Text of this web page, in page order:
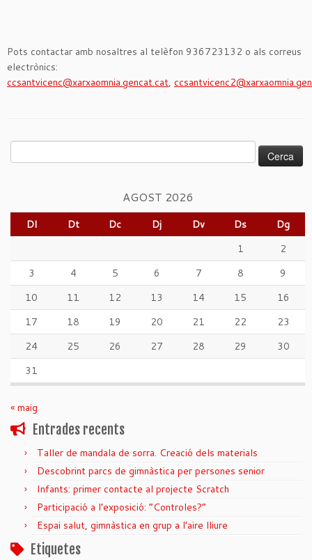
Pots contactar amb nosaltres al telèfon 936723132 o als correus
electrònics:
ccsantvicenc@xarxaomnia.gencat.cat,
AGOST 2026
Dl Dt Dc Dj Dv Ds
Dg
1
2
3
4 5 6 7 8
9
10
11 12 13 14 15
16
17
18 19 20 21 22
23
24
25 26 27 28 29
30
31
« maig
Entrades recents
Taller de mandala de sorra. Creació dels materials
Descobrint parcs de gimnàstica per persones senior
Infants: primer contacte al projecte Scratch
Participació a l’exposició: “Controles?”
Espai salut, gimnàstica en grup a l’aire lliure
Etiquetes